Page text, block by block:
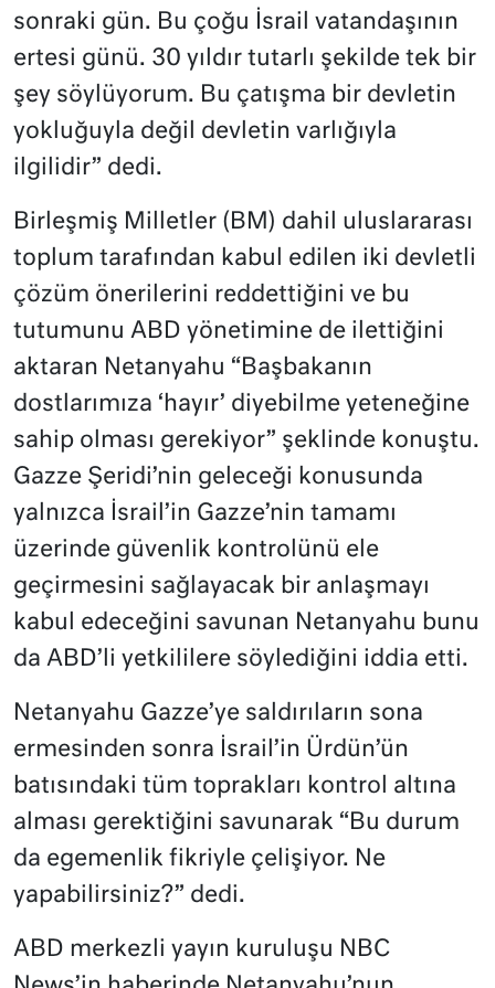
sonraki gün. Bu çoğu İsrail vatandaşının
ertesi günü. 30 yıldır tutarlı şekilde tek bir
şey söylüyorum. Bu çatışma bir devletin
yokluğuyla değil devletin varlığıyla
ilgilidir” dedi.
Birleşmiş Milletler (BM) dahil uluslararası
toplum tarafından kabul edilen iki devletli
çözüm önerilerini reddettiğini ve bu
tutumunu ABD yönetimine de ilettiğini
aktaran Netanyahu “Başbakanın
dostlarımıza ‘hayır’ diyebilme yeteneğine
sahip olması gerekiyor” şeklinde konuştu.
Gazze Şeridi’nin geleceği konusunda
yalnızca İsrail’in Gazze’nin tamamı
üzerinde güvenlik kontrolünü ele
geçirmesini sağlayacak bir anlaşmayı
kabul edeceğini savunan Netanyahu bunu
da ABD’li yetkililere söylediğini iddia etti.
Netanyahu Gazze’ye saldırıların sona
ermesinden sonra İsrail’in Ürdün’ün
batısındaki tüm toprakları kontrol altına
alması gerektiğini savunarak “Bu durum
da egemenlik fikriyle çelişiyor. Ne
yapabilirsiniz?” dedi.
ABD merkezli yayın kuruluşu NBC